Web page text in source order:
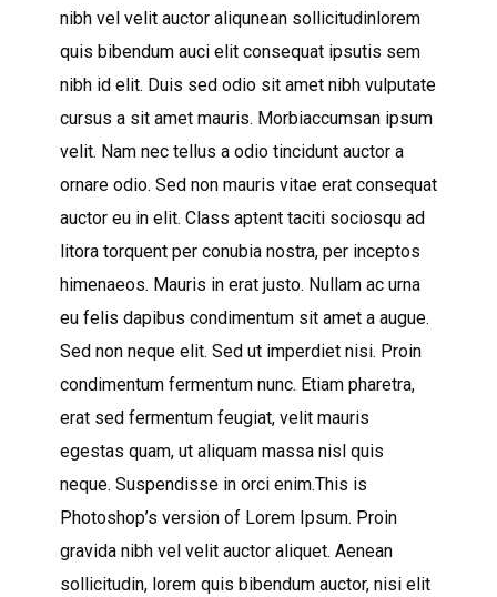
nibh vel velit auctor aliqunean sollicitudinlorem
quis bibendum auci elit consequat ipsutis sem
nibh id elit. Duis sed odio sit amet nibh vulputate
cursus a sit amet mauris. Morbiaccumsan ipsum
velit. Nam nec tellus a odio tincidunt auctor a
ornare odio. Sed non mauris vitae erat consequat
auctor eu in elit. Class aptent taciti sociosqu ad
litora torquent per conubia nostra, per inceptos
himenaeos. Mauris in erat justo. Nullam ac urna
eu felis dapibus condimentum sit amet a augue.
Sed non neque elit. Sed ut imperdiet nisi. Proin
condimentum fermentum nunc. Etiam pharetra,
erat sed fermentum feugiat, velit mauris
egestas quam, ut aliquam massa nisl quis
neque. Suspendisse in orci enim.This is
Photoshop’s version of Lorem Ipsum. Proin
gravida nibh vel velit auctor aliquet. Aenean
sollicitudin, lorem quis bibendum auctor, nisi elit